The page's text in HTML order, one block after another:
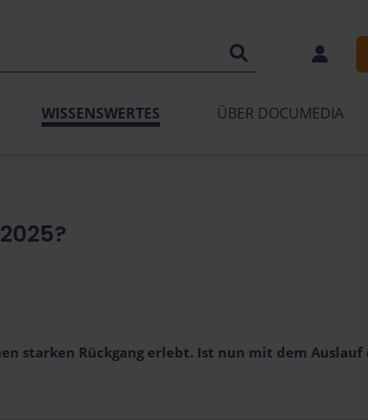
WISSENSWERTES ÜBER DOCUMEDIA
starken Rückgang erlebt. Ist nun mit dem Auslauf